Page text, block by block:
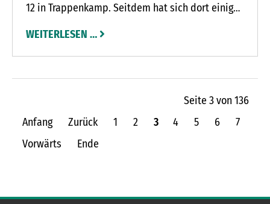
12 in Trappenkamp. Seitdem hat sich dort einiges
neue Team auf persönlichen Service, hohe
Qualität und ein vielseitiges Angebot, das weit
über das klassische Tanken hinausgeht.
WEITERLESEN …
Seite 3 von 136
Anfang
Zurück 1 2 3 4 5 6
7
Vorwärts
Ende